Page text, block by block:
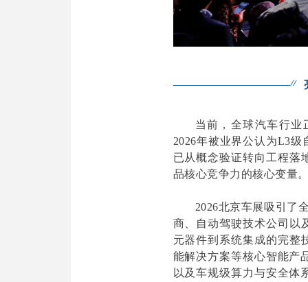
当前，全球汽车行业
2026年被业界公认为L3
已从概念验证转向工程落
品核心竞争力的核心变量
2026北京车展吸引了
商、自动驾驶技术公司以
元器件到系统集成的完整
能解决方案等核心智能产
以及车规级算力与安全体